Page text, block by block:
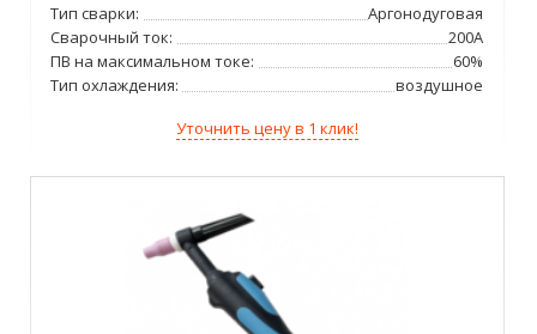
Тип сварки:
Аргонодуговая
Сварочный ток:
200А
ПВ на максимальном токе:
60%
Тип охлаждения:
воздушное
Уточнить цену в 1 клик!